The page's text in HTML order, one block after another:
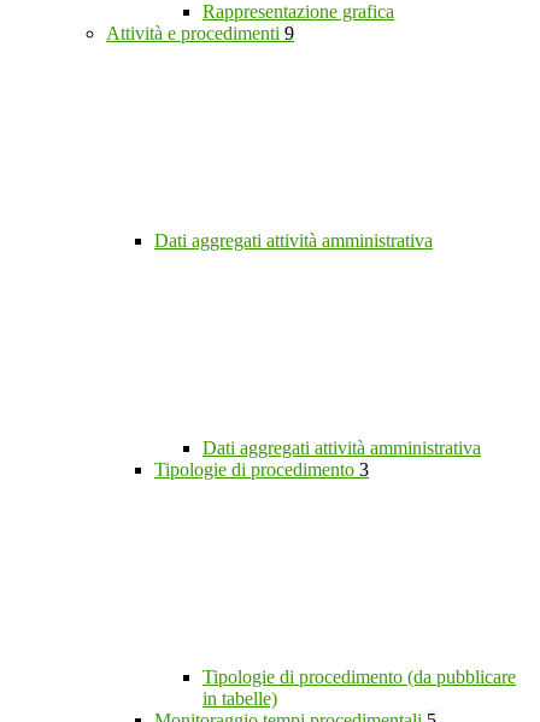
Rappresentazione grafica
Attività e procedimenti 9
Dati aggregati attività amministrativa
Dati aggregati attività amministrativa
Tipologie di procedimento 3
Tipologie di procedimento (da pubblicare
in tabelle)